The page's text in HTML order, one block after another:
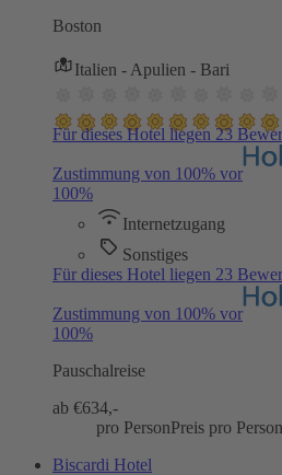
Boston
Italien - Apulien - Bari
Für dieses Hotel liegen 23
Zustimmung von 100% vor
100%
Internetzugang
Sonstiges
Für dieses Hotel liegen 23
Zustimmung von 100% vor
100%
Pauschalreise
ab €634,-
pro PersonPreis pro Person
Biscardi Hotel